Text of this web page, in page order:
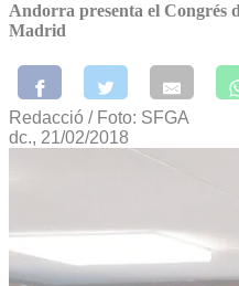
Andorra presenta el Congrés
Madrid
Redacció / Foto: SFGA
dc., 21/02/2018